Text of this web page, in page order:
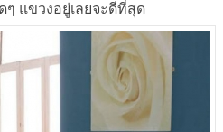
ๆ แขวงอยู่เลยจะดีที่สุด